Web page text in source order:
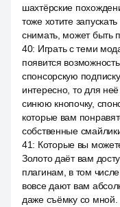
шахтёрские
тоже хотите
снимать, может быть
40: Играть с теми
появится
спонсорскую
интересно, то для
синюю кнопочку,
которые вам
собственные
41: Которые вы
Золото даёт вам
плагинам, в том
вовсе дают вам
даже съёмку со мной.